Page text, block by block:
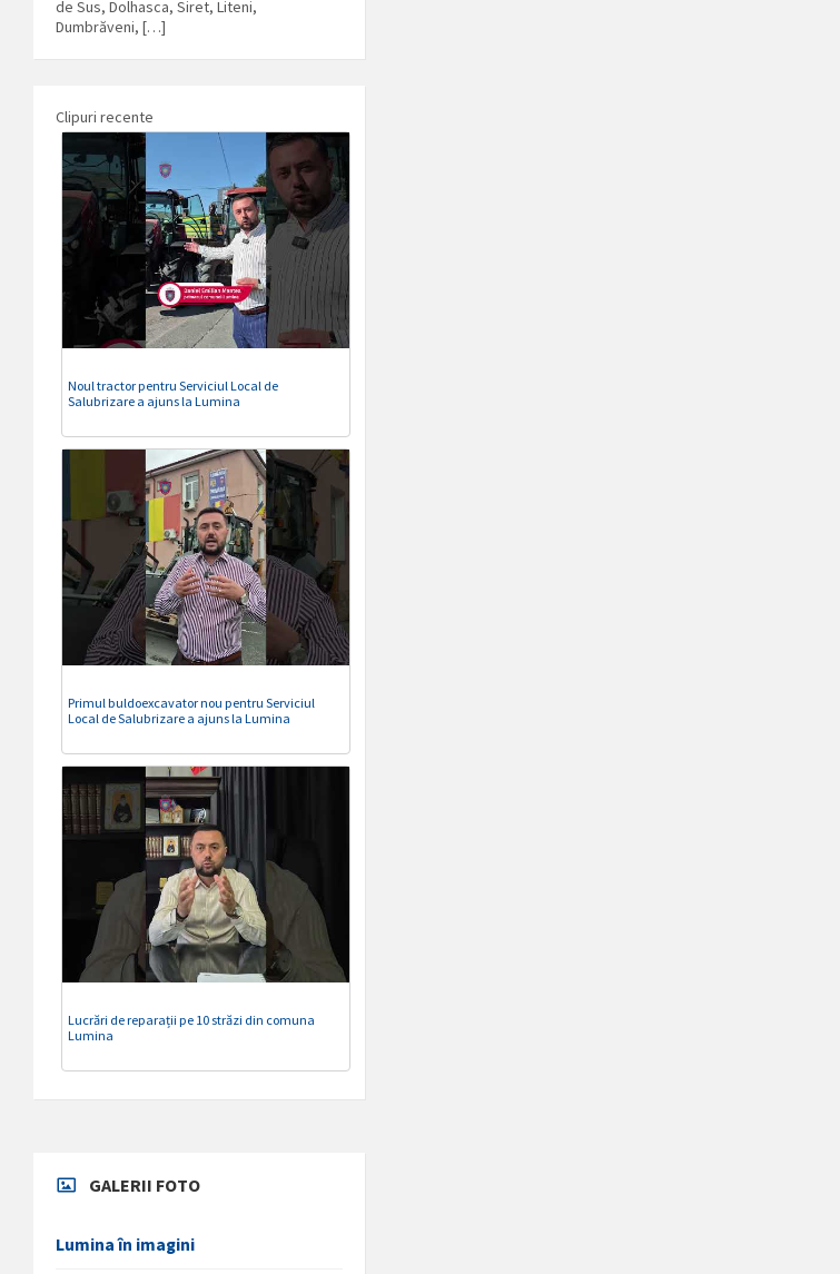
de Sus, Dolhasca, Siret, Liteni,
Dumbrăveni, […]
Clipuri recente
Noul tractor pentru Serviciul Local de
Salubrizare a ajuns la Lumina
Primul buldoexcavator nou pentru Serviciul
Local de Salubrizare a ajuns la Lumina
Lucrări de reparații pe 10 străzi din comuna
Lumina
GALERII FOTO
Lumina în imagini